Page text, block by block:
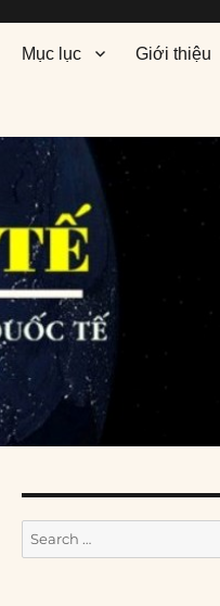
Mục lục Giới thiệu
Search
for: